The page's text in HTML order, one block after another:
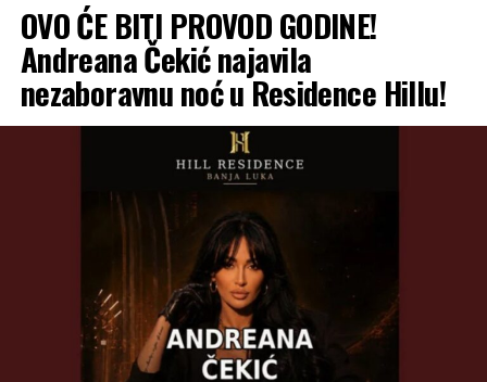
OVO ĆE BITI PROVOD GODINE!
Andreana Čekić najavila
nezaboravnu noć u Residence Hillu!